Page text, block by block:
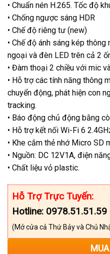
• Chuẩn nén H.265. Tốc độ
• Chống ngược sáng HDR
• Chế độ riêng tư (new)
• Chế độ ánh sáng kép
ngoại và đèn LED trên cả 2
• Đàm thoại 2 chiều với mic
• Hỗ trợ các tính năng thông
chuyển động, phát hiện con
tracking.
• Báo động chủ động bằng
• Hỗ trợ kết nối Wi-Fi 6
• Khe cắm thẻ nhớ Micro SD
• Nguồn: DC 12V1A, điện
• Chất liệu vỏ plastic.
Hỗ Trợ Trực Tuyến:
Hotline:
(Mở cửa cả Thứ Bảy và Chủ